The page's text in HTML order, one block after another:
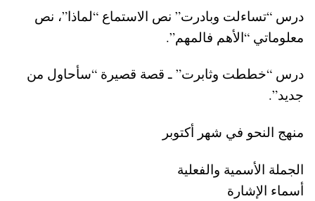
درس “تساءلت وبادرت” نص الاستماع “لماذا”، نص
معلوماتي “الأهم فالمهم”.
درس “خططت وثابرت” ـ قصة قصيرة “سأحاول من
جديد”.
منهج النحو في شهر أكتوبر
الجملة الأسمية والفعلية
أسماء الإشارة